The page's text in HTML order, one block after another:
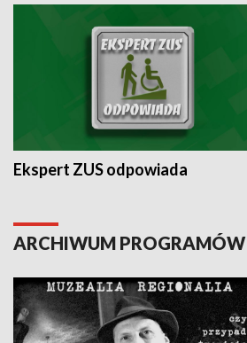
Ekspert ZUS odpowiada
ARCHIWUM PROGRAMÓW